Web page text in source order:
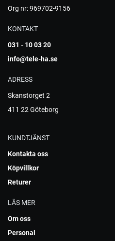
Org nr: 969702-9156
KONTAKT
031 - 10 03 20
info@tele-ha.se
ADRESS
Skanstorget 2
411 22 Göteborg
KUNDTJÄNST
Kontakta oss
Köpvillkor
Returer
LÄS MER
Om oss
Personal